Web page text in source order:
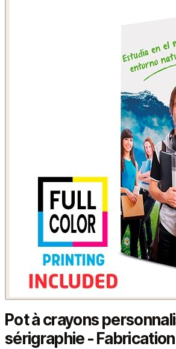
Pot à crayons
sérigraphie -